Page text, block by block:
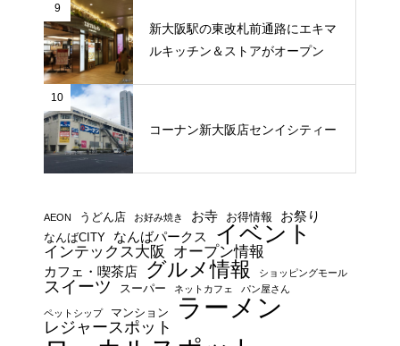
9
新大阪駅の東改札前通路にエキマ
ルキッチン＆ストアがオープン
10
コーナン新大阪店センイシティー
AEON うどん店 お好み焼き お寺 お得情報 お祭り
なんばCITY なんばパークス イベント
インテックス大阪 オープン情報
カフェ・喫茶店 グルメ情報 ショッピングモール
スイーツ スーパー ネットカフェ パン屋さん
ペットシップ マンション ラーメン
レジャースポット